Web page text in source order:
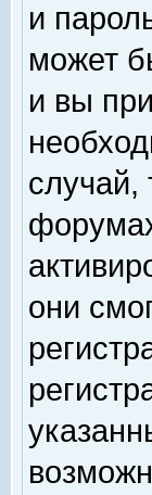
и
может
и вы
случай,
они